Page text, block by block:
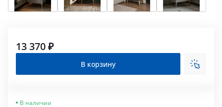
13 370 ₽
В корзину
В наличии